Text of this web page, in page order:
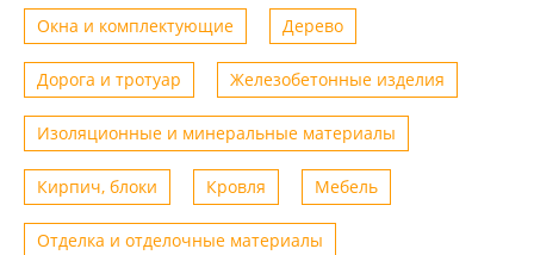
Окна и комплектующие Дерево
Дорога и тротуар Железобетонные изделия
Изоляционные и минеральные материалы
Кирпич, блоки Кровля Мебель
Отделка и отделочные материалы